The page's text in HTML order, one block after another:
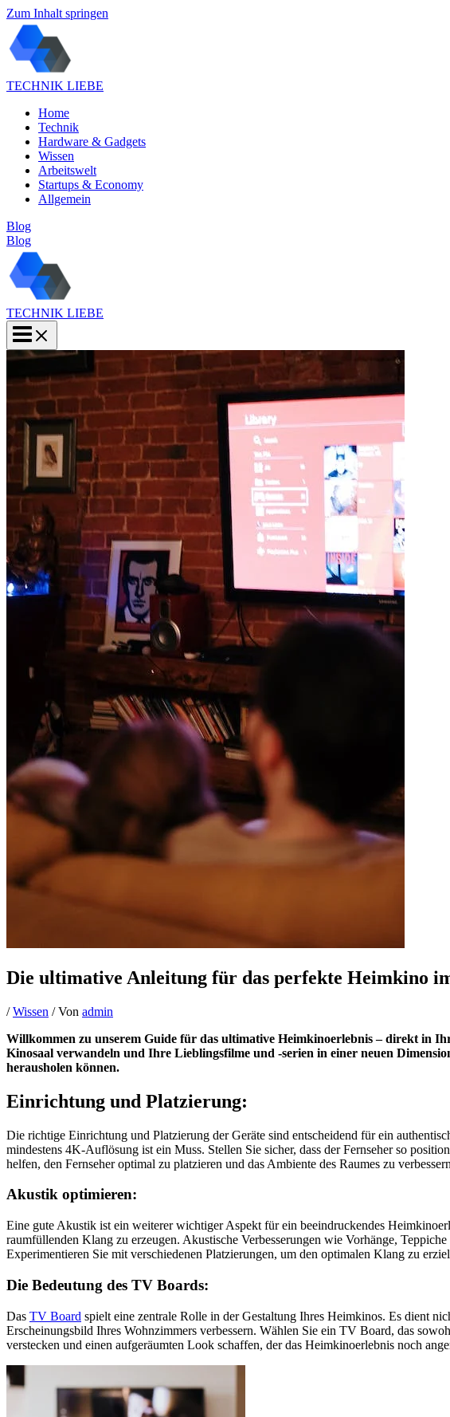
Zum Inhalt springen
TECHNIK LIEBE
Home
Technik
Hardware & Gadgets
Wissen
Arbeitswelt
Startups & Economy
Allgemein
Blog
Blog
TECHNIK LIEBE
Die ultimative Anleitung für das perfekte Heimkino
/Wissen / Von admin
Willkommen zu unserem Guide für das ultimative Heimkinoerlebnis – direkt in
Kinosaal verwandeln und Ihre Lieblingsfilme und -serien in einer neuen
herausholen können.
Einrichtung und Platzierung:
Die richtige Einrichtung und Platzierung der Geräte sind entscheidend für ein
mindestens 4K-Auflösung ist ein Muss. Stellen Sie sicher, dass der Fernseher so
helfen, den Fernseher optimal zu platzieren und das Ambiente des Raumes zu
Akustik optimieren:
Eine gute Akustik ist ein weiterer wichtiger Aspekt für ein beeindruckendes
raumfüllenden Klang zu erzeugen. Akustische Verbesserungen wie Vorhänge,
Experimentieren Sie mit verschiedenen Platzierungen, um den optimalen Klang zu
Die Bedeutung des TV Boards:
Das TV Board spielt eine zentrale Rolle in der Gestaltung Ihres Heimkinos. Es dient
Erscheinungsbild Ihres Wohnzimmers verbessern. Wählen Sie ein TV Board, das
verstecken und einen aufgeräumten Look schaffen, der das Heimkinoerlebnis noch